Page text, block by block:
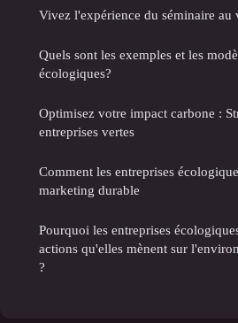
Vivez l'expérience du séminaire au
Quels sont les exemples et les
écologiques?
Optimisez votre impact carbone :
entreprises vertes
Comment les entreprises
marketing durable
Pourquoi les entreprises
actions qu'elles mènent sur
?